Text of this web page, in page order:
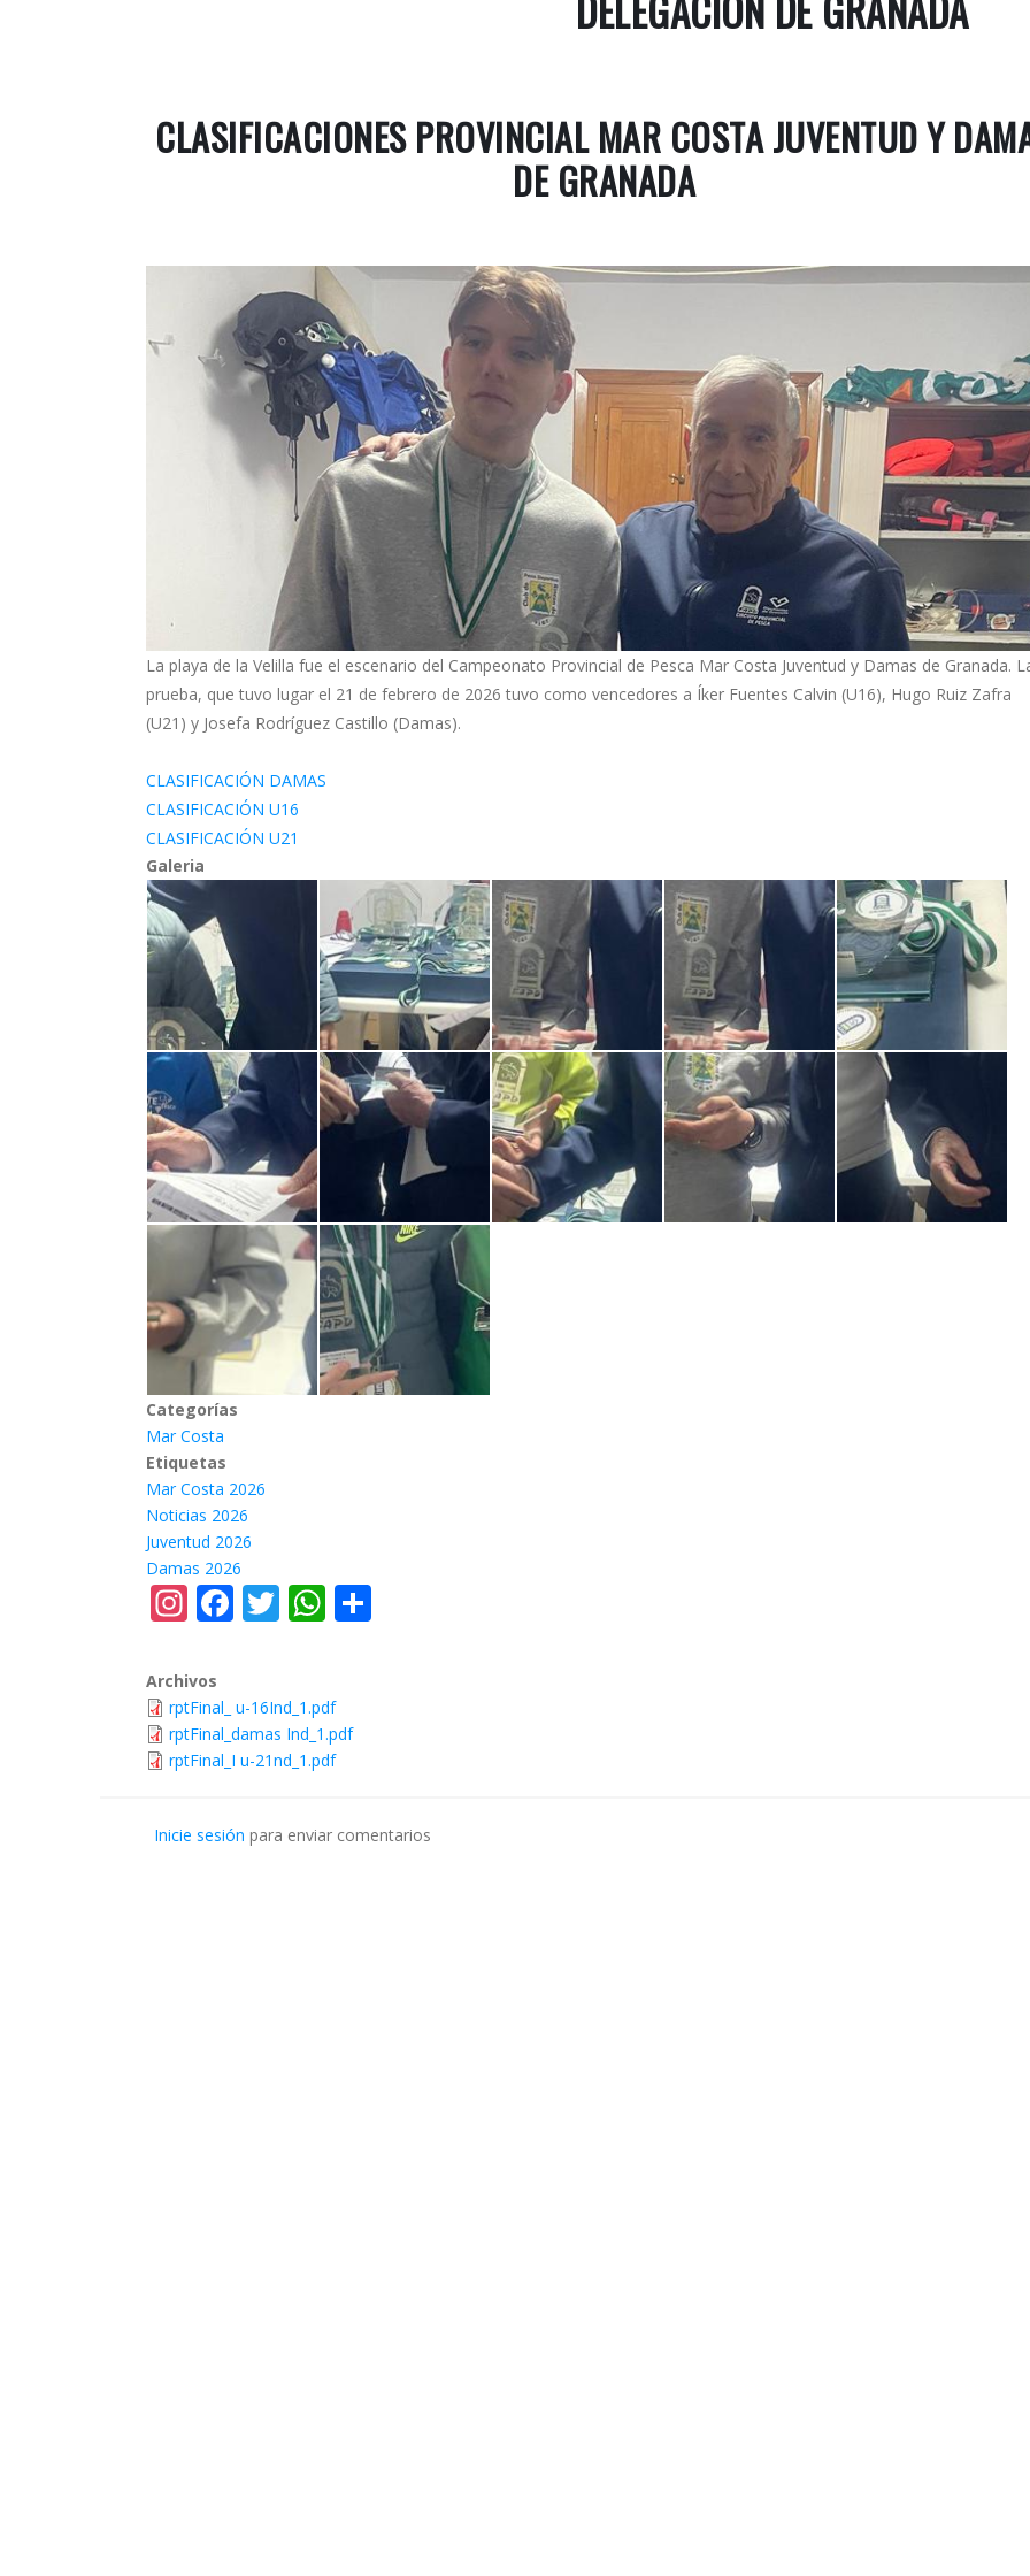
CLASIFICACIONES PROVINCIAL MAR COSTA JUVENTUD Y
DE GRANADA
La playa de la Velilla fue el escenario del Campeonato Provincial de Pesca Mar Costa Juventud y Damas de Granada.
prueba, que tuvo lugar el 21 de febrero de 2026 tuvo como vencedores a Íker Fuentes Calvin (U16), Hugo Ruiz Zafra
(U21) y Josefa Rodríguez Castillo (Damas).
CLASIFICACIÓN DAMAS
CLASIFICACIÓN U16
CLASIFICACIÓN U21
Galeria
Categorías
Mar Costa
Etiquetas
Mar Costa 2026
Noticias 2026
Juventud 2026
Damas 2026
Instagram
Facebook
TwitterWhatsApp
Archivos
rptFinal_ u-16Ind_1.pdf
rptFinal_damas Ind_1.pdf
rptFinal_I u-21nd_1.pdf
Inicie sesión para enviar comentarios